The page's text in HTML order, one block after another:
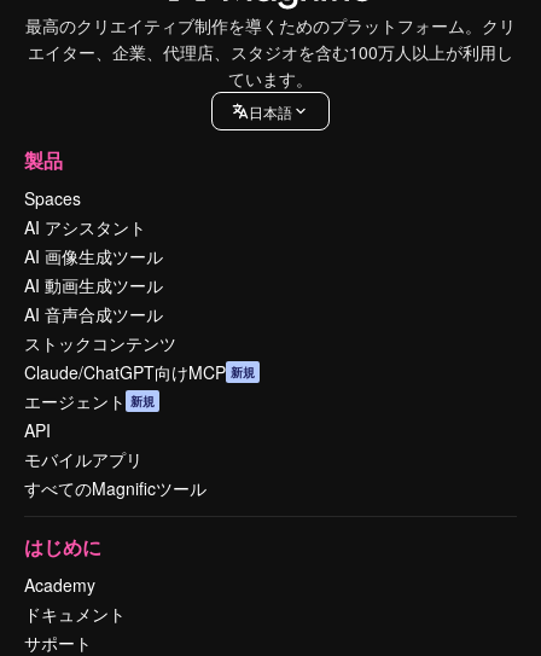
最高のクリエイティブ制作を導くためのプラットフォーム。クリ
エイター、企業、代理店、スタジオを含む100万人以上が利用し
ています。
日本語
製品
Spaces
AI アシスタント
AI 画像生成ツール
AI 動画生成ツール
AI 音声合成ツール
ストックコンテンツ
Claude/ChatGPT向けMCP 新規
エージェント 新規
API
モバイルアプリ
すべてのMagnificツール
はじめに
Academy
ドキュメント
サポート